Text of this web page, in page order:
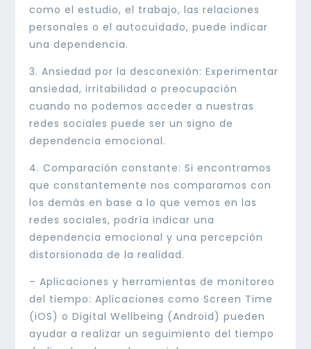
como el estudio, el trabajo, las relaciones
personales o el autocuidado, puede indicar
una dependencia.
3. Ansiedad por la desconexión: Experimentar
ansiedad, irritabilidad o preocupación
cuando no podemos acceder a nuestras
redes sociales puede ser un signo de
dependencia emocional.
4. Comparación constante: Si encontramos
que constantemente nos comparamos con
los demás en base a lo que vemos en las
redes sociales, podría indicar una
dependencia emocional y una percepción
distorsionada de la realidad.
– Aplicaciones y herramientas de monitoreo
del tiempo: Aplicaciones como Screen Time
(iOS) o Digital Wellbeing (Android) pueden
ayudar a realizar un seguimiento del tiempo